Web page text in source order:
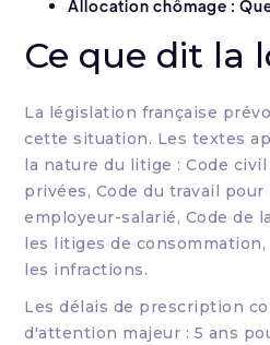
Allocation chômage :
Ce que dit la
La législation française
cette situation. Les textes
la nature du litige : Code
privées, Code du travail
employeur-salarié, Code de
les litiges de
les infractions.
Les délais de prescription
d'attention majeur : 5 ans